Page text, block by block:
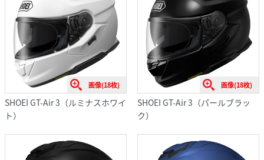
画像(18枚)
SHOEI GT-Air 3（ルミナスホワイ
ト）
画像(18枚)
SHOEI GT-Air 3（パールブラッ
ク）